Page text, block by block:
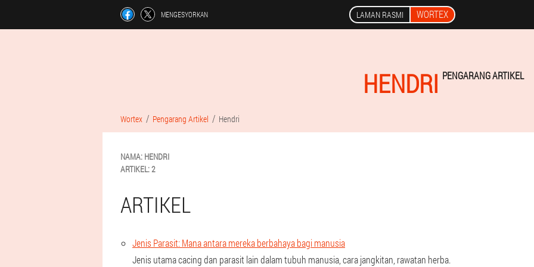
MENGESYORKAN LAMAN RASMI WORTEX
HENDRI PENGARANG ARTIKEL
Wortex Pengarang Artikel Hendri
NAMA: HENDRI
ARTIKEL:2
ARTIKEL
Jenis Parasit: Mana antara mereka berbahaya bagi manusia
Jenis utama cacing dan parasit lain dalam tubuh manusia, cara jangkitan, rawatan herba.